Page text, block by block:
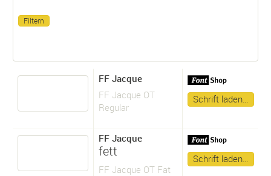
FF Jacque
FF Jacque OT
Regular
Schrift laden…
FF Jacque
fett
FF Jacque OT Fat
Schrift laden…